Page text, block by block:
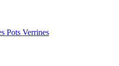
Pots Verrines